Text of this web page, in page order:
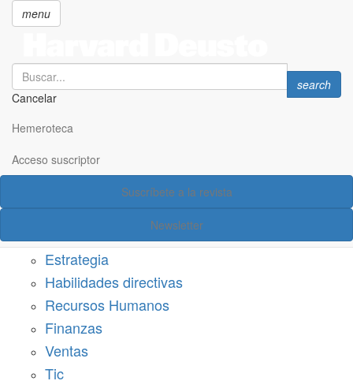
principal
menu
Search
Cancelar
Search
search
Hemeroteca
Acceso suscriptor
Suscríbete a la revista
Newsletter
Acceso suscriptor
Estrategia
Habilidades directivas
Recursos Humanos
Finanzas
Ventas
Tic